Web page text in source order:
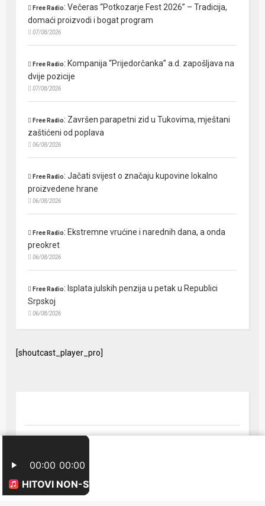
Free Radio:Večeras “Potkozarje Fest 2026” – Tradicija,
domaći proizvodi i bogat program
07/08/2026
Free Radio: Kompanija “Prijedorčanka” a.d. zapošljava na
dvije pozicije
07/08/2026
Free Radio: Završen parapetni zid u Tukovima, mještani
zaštićeni od poplava
06/08/2026
Free Radio:Jačati svijest o značaju kupovine lokalno
proizvedene hrane
06/08/2026
Free Radio: Ekstremne vrućine i narednih dana, a onda
preokret
06/08/2026
Free Radio: Isplata julskih penzija u petak u Republici
Srpskoj
06/08/2026
[shoutcast_player_pro]
© 2024 Free Radio Prijedor. Sva prava zaštićena Designed by